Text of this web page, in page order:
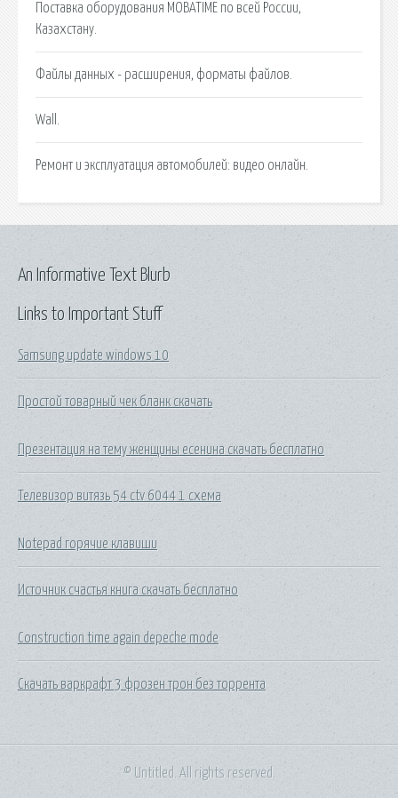
Поставка оборудования MOBATIME по всей России,
Казахстану.
Файлы данных - расширения, форматы файлов.
Wall.
Ремонт и эксплуатация автомобилей: видео онлайн.
Links to Important Stuff
Samsung update windows 10
Простой товарный чек бланк скачать
Презентация на тему женщины есенина скачать бесплатно
Телевизор витязь 54 ctv 6044 1 схема
Notepad горячие клавиши
Источник счастья книга скачать бесплатно
Construction time again depeche mode
Скачать варкрафт 3 фрозен трон без торрента
An Informative Text Blurb
© Untitled. All rights reserved.